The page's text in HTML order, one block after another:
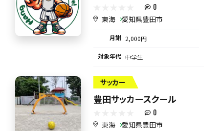
0
東海 愛知県豊田市
月謝 2,000円
対象年代 中学生
サッカー
豊田サッカースクール
0
東海 愛知県豊田市